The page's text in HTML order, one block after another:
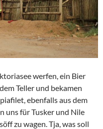
werfen, ein Bier
Teller und bekamen
ebenfalls aus dem
uns für Tusker und Nile
zu wagen. Tja, was soll